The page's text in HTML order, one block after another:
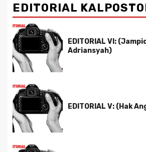
EDITORIAL
EDITORIAL VI:
Adriansyah)
EDITORIAL V: (Hak